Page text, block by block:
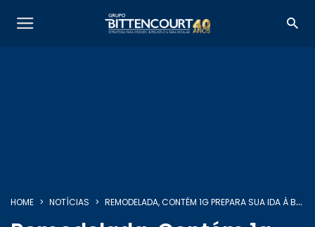
HOME NOTÍCIAS REMODELADA, CONTÉM 1G PREPARA SUA IDA À BOLSA